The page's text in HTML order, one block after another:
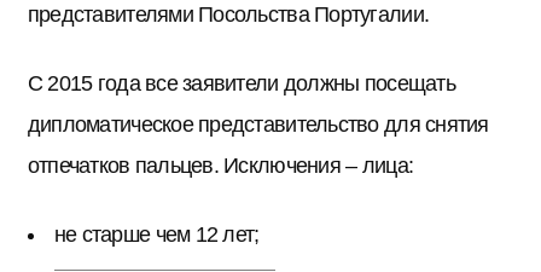
представителями Посольства Португалии.
С 2015 года все заявители должны посещать
дипломатическое представительство для снятия
отпечатков пальцев. Исключения – лица:
не старше чем 12 лет;